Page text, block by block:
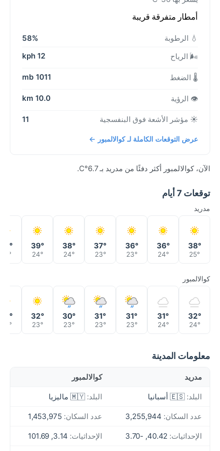
أمطار متفرقة قريبة
💧 الرطوبة
58%
🌬️ الرياح
12 kph
🌡️ الضغط 1011 mb
👁️ الرؤية 10.0 km
☀️ مؤشر الأشعة فوق البنفسجية 11
عرض التوقعات الكاملة لـ كوالالمبور ←
الآن، كوالالمبور أكثر دفئًا من مدريد بـ 6.7°C.
توقعات 7 أيام
مدريد
38°
25°
36°
24°
36°
23°
37°
23°
38°
24°
39°
24°
25°
كوالالمبور
32°
24°
31°
24°
31°
23°
31°
23°
30°
23°
32°
23°
23°
معلومات المدينة
مدريد كوالالمبور
البلد: 🇪🇸 أسبانيا البلد: 🇲🇾 ماليزيا
عدد السكان: عدد السكان:
الإحداثيات: الإحداثيات: